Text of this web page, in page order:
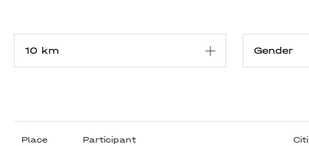
Place Participant